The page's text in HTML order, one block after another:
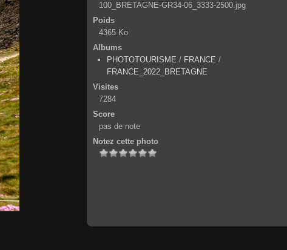
100_BRETAGNE-GR34-06_3333-2500.jpg
Poids
4365 Ko
Albums
PHOTOTOURISME / FRANCE /
FRANCE_2022_BRETAGNE
Visites
7284
Score
pas de note
Notez cette photo